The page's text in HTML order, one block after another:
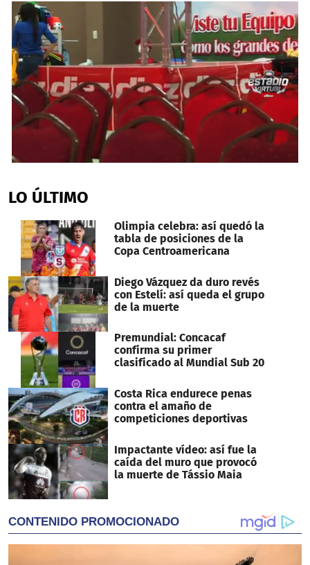
of
3
27
seconds
LO ÚLTIMO
Olimpia celebra: así quedó la
tabla de posiciones de la
Copa Centroamericana
Diego Vázquez da duro revés
con Estelí: así queda el grupo
de la muerte
Premundial: Concacaf
confirma su primer
clasificado al Mundial Sub 20
Costa Rica endurece penas
contra el amaño de
competiciones deportivas
Impactante vídeo: así fue la
caída del muro que provocó
la muerte de Tássio Maia